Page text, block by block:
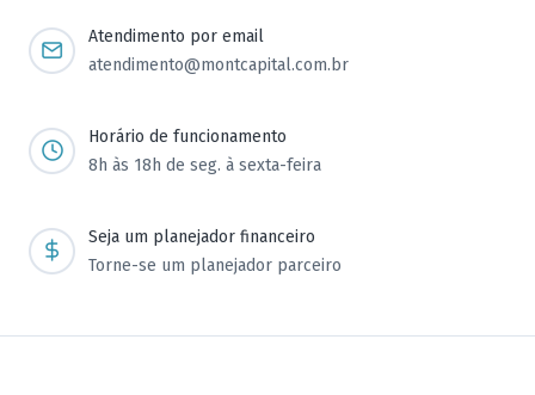
Atendimento por email
atendimento@montcapital.com.br
Horário de funcionamento
8h às 18h de seg. à sexta-feira
Seja um planejador financeiro
Torne-se um planejador parceiro